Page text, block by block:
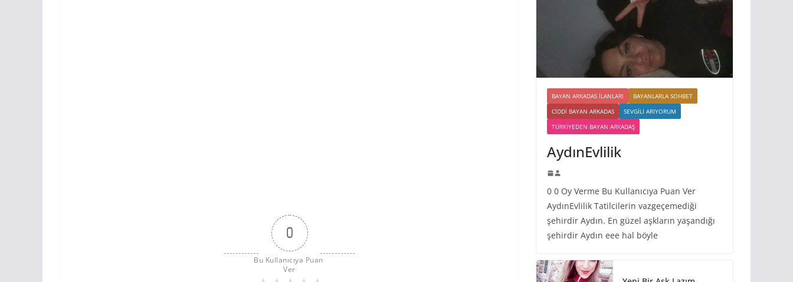
0
Bu Kullanıcıya Puan
Ver
BAYAN ARKADAS ILANLARI
BAYANLARLA SOHBET
CIDDI BAYAN ARKADAS
SEVGILI ARIYORUM
TÜRKIYEDEN BAYAN ARKADAŞ
AydınEvlilik
0 0 Oy Verme Bu Kullanıcıya Puan Ver
AydınEvlilik Tatilcilerin vazgeçemediği
şehirdir Aydın. En güzel aşkların yaşandığı
şehirdir Aydın eee hal böyle